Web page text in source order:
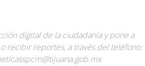
digital de la ciudadanía y pone a
recibir reportes, a través del teléfono: